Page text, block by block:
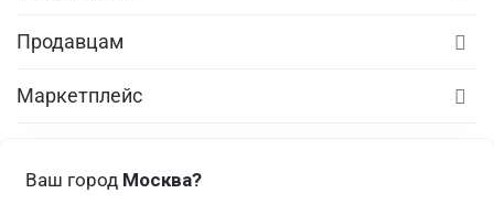
Ваш город Москва?
Продавцам
Маркетплейс
Все права защищены.